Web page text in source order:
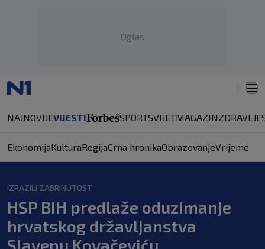
Oglas
NAJNOVIJEVIJESTI SPORTSVIJETMAGAZINZDRAVLJE
EkonomijaKulturaRegijaCrna hronikaObrazovanjeVrijeme
IZRAZILI ZABRINUTOST
HSP BiH predlaže oduzimanje
hrvatskog državljanstva
Slavenu Kovačeviću